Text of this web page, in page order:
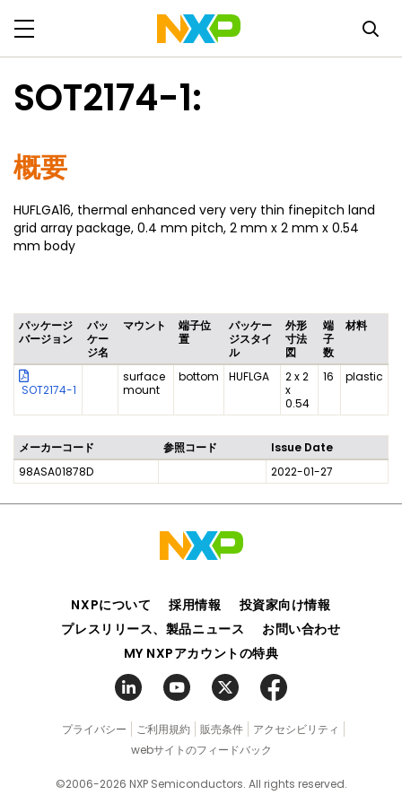
SOT2174-1:
概要
HUFLGA16, thermal enhanced very very thin finepitch land
grid array package, 0.4 mm pitch, 2 mm x 2 mm x 0.54
mm body
パッケージ
バージョン
パッ
ケー
ジ名
マウント
端子位
置
パッケー
ジスタイ
ル
外形
寸法
図
端
子
数
材料
SOT2174-1
surface
mount
bottom HUFLGA
2 x 2
x
0.54
16 plastic
メーカーコード 参照コード
Issue Date
98ASA01878D
2022-01-27
NXPについて 採用情報
投資家向け情報
プレスリリース、製品ニュース
お問い合わせ
MY NXPアカウントの特典
プライバシー ご利用規約 販売条件
アクセシビリティ
webサイトのフィードバック
©2006-2026 NXP Semiconductors. All rights reserved.